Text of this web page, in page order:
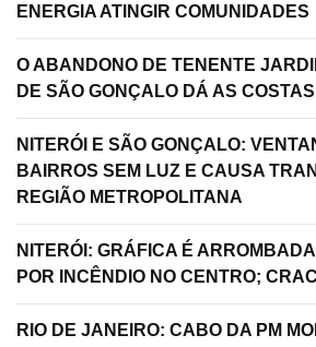
ENERGIA ATINGIR COMUNIDADES
O ABANDONO DE TENENTE
DE SÃO GONÇALO DÁ AS
NITERÓI E SÃO GONÇALO:
BAIRROS SEM LUZ E CAUSA
REGIÃO METROPOLITANA
NITERÓI: GRÁFICA É
POR INCÊNDIO NO CENTRO;
RIO DE JANEIRO: CABO DA PM